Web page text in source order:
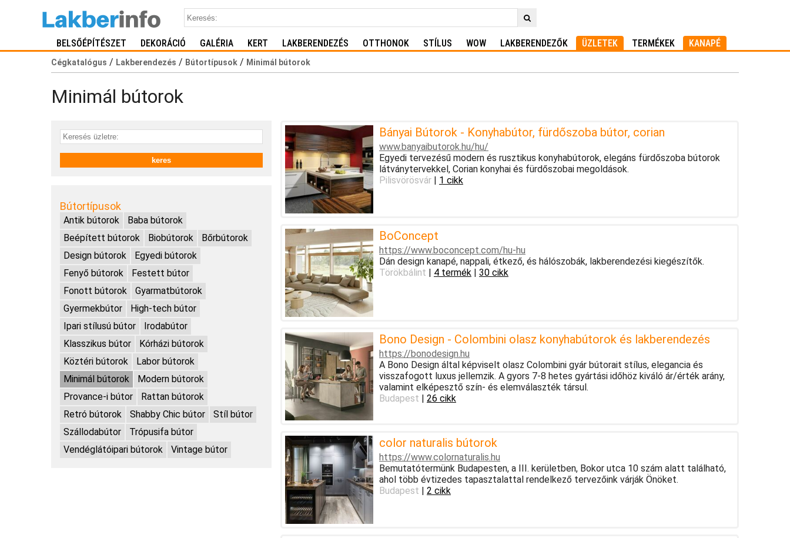
BELSŐÉPÍTÉSZET DEKORÁCIÓ GALÉRIA KERT LAKBERENDEZÉS OTTHONOK STÍLUS WOW LAKBERENDEZŐK ÜZLETEK TERMÉKEK KANAPÉ
Cégkatalógus / Lakberendezés / Bútortípusok / Minimál bútorok
Minimál bútorok
Bútortípusok
Antik bútorok
Baba bútorok
Beépített bútorok
Biobútorok
Bőrbútorok
Design bútorok
Egyedi bútorok
Fenyő bútorok
Festett bútor
Fonott bútorok
Gyarmatbútorok
Gyermekbútor
High-tech bútor
Ipari stílusú bútor
Irodabútor
Klasszikus bútor
Kórházi bútorok
Köztéri bútorok
Labor bútorok
Minimál bútorok
Modern bútorok
Provance-i bútor
Rattan bútorok
Retró bútorok
Shabby Chic bútor
Stíl bútor
Szállodabútor
Trópusifa bútor
Vendéglátóipari bútorok
Vintage bútor
Bányai Bútorok - Konyhabútor, fürdőszoba bútor, corian
www.banyaibutorok.hu/hu/
Egyedi tervezésű modern és rusztikus konyhabútorok, elegáns fürdőszoba bútorok
látványtervekkel, Corian konyhai és fürdőszobai megoldások.
Pilisvörösvár| 1 cikk
BoConcept
https://www.boconcept.com/hu-hu
Dán design kanapé, nappali, étkező, és hálószobák, lakberendezési kiegészítők.
Törökbálint | 4 termék| 30 cikk
Bono Design - Colombini olasz konyhabútorok és lakberendezés
https://bonodesign.hu
A Bono Design által képviselt olasz Colombini gyár bútorait stílus, elegancia és
visszafogott luxus jellemzik. A gyors 7-8 hetes gyártási időhöz kiváló ár/érték arány,
valamint elképesztő szín- és elemválaszték társul.
Budapest | 26 cikk
color naturalis bútorok
https://www.colornaturalis.hu
Bemutatótermünk Budapesten, a III. kerületben, Bokor utca 10 szám alatt található,
ahol több évtizedes tapasztalattal rendelkező tervezőink várják Önöket.
Budapest | 2 cikk